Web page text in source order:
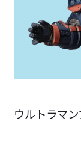
ウルトラマ